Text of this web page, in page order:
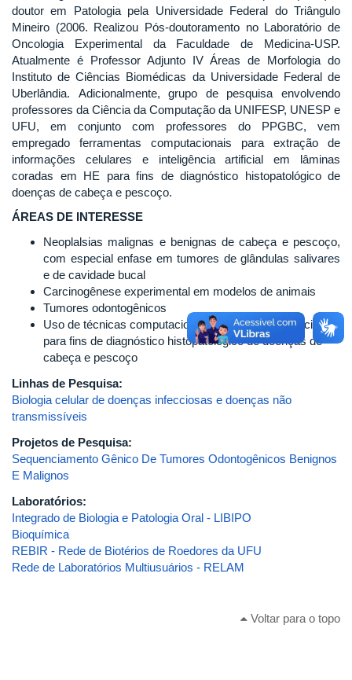
doutor em Patologia pela Universidade Federal do Triângulo
Mineiro (2006. Realizou Pós-doutoramento no Laboratório de
Oncologia Experimental da Faculdade de Medicina-USP.
Atualmente é Professor Adjunto IV Áreas de Morfologia do
Instituto de Ciências Biomédicas da Universidade Federal de
Uberlândia. Adicionalmente, grupo de pesquisa envolvendo
professores da Ciência da Computação da UNIFESP, UNESP e
UFU, em conjunto com professores do PPGBC, vem
empregado ferramentas computacionais para extração de
informações celulares e inteligência artificial em lâminas
coradas em HE para fins de diagnóstico histopatológico de
doenças de cabeça e pescoço.
ÁREAS DE INTERESSE
Neoplalsias malignas e benignas de cabeça e pescoço,
com especial enfase em tumores de glândulas salivares
e de cavidade bucal
Carcinogênese experimental em modelos de animais
Tumores odontogênicos
Uso de técnicas computacionais e inteligência artificial
para fins de diagnóstico histopatológico de doenças de
cabeça e pescoço
Linhas de Pesquisa:
Biologia celular de doenças infecciosas e doenças não
transmissíveis
Projetos de Pesquisa:
Sequenciamento Gênico De Tumores Odontogênicos Benignos
E Malignos
Laboratórios:
Integrado de Biologia e Patologia Oral - LIBIPO
Bioquímica
REBIR - Rede de Biotérios de Roedores da UFU
Rede de Laboratórios Multiusuários - RELAM
Voltar para o topo